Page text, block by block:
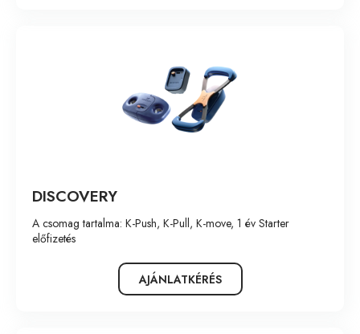
DISCOVERY
A csomag tartalma: K-Push, K-Pull, K-move, 1 év Starter
előfizetés
AJÁNLATKÉRÉS